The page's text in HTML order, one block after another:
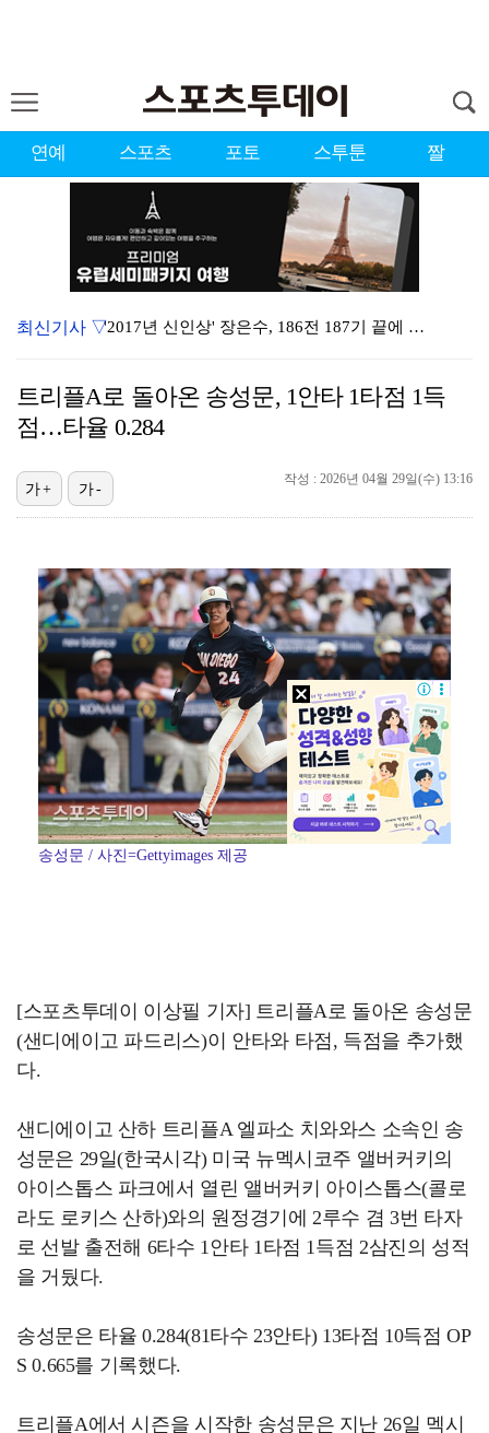
연예 스포츠 포토 스투툰 짤
'2017년 신인상' 장은수, 186전 187기 끝에 …
'이런 엿같은 사랑' 정해인, 츄리닝 비주얼도 완벽 "…
'유부녀 킬러' 무진성, 천재 해커의 냉철·허당미 오가…
스윙스, 배우 도전하더니 마동석과 투샷 "마침내 만났다…
[ST포토] 장은수, KLPGA 첫 우승
'런닝맨' 홍진호, 안검하수 재수술+요요 온 근황 "주…
[ST포토] 장은수, KLPGA 첫 우승
최신기사 ▽
트리플A로 돌아온 송성문, 1안타 1타점 1득
점…타율 0.284
작성 : 2026년 04월 29일(수) 13:16
가+ 가-
송성문 / 사진=Gettyimages 제공
[스포츠투데이 이상필 기자] 트리플A로 돌아온 송성문
(샌디에이고 파드리스)이 안타와 타점, 득점을 추가했
다.
샌디에이고 산하 트리플A 엘파소 치와와스 소속인 송
성문은 29일(한국시각) 미국 뉴멕시코주 앨버커키의
아이스톱스 파크에서 열린 앨버커키 아이스톱스(콜로
라도 로키스 산하)와의 원정경기에 2루수 겸 3번 타자
로 선발 출전해 6타수 1안타 1타점 1득점 2삼진의 성적
을 거뒀다.
송성문은 타율 0.284(81타수 23안타) 13타점 10득점 OP
S 0.665를 기록했다.
트리플A에서 시즌을 시작한 송성문은 지난 26일 멕시